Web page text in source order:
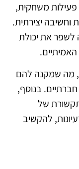
פעילות משחקית,
וחשיבה יצירתית.
לשפר את יכולת
מה שמקנה להם
בנוסף,
של
להקשיב